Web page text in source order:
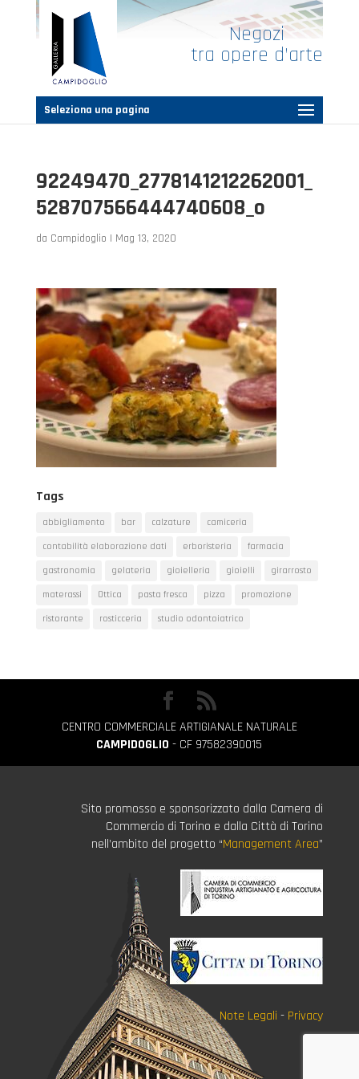
Negozi
tra opere d’arte
Seleziona una pagina
92249470_2778141212262001_
528707566444740608_o
da Campidoglio | Mag 13, 2020
Tags
abbigliamento bar calzature
camiceria
contabilità elaborazione dati
erboristeria
farmacia
gastronomia
gelateria gioielleria gioielli
girarrosto
materassi
Ottica pasta fresca pizza
promozione
ristorante
rosticceria studio odontoiatrico
CENTRO COMMERCIALE ARTIGIANALE NATURALE
CAMPIDOGLIO - CF 97582390015
Sito promosso e sponsorizzato dalla Camera di
Commercio di Torino e dalla Città di Torino
nell’ambito del progetto “Management Area”
Note Legali - Privacy